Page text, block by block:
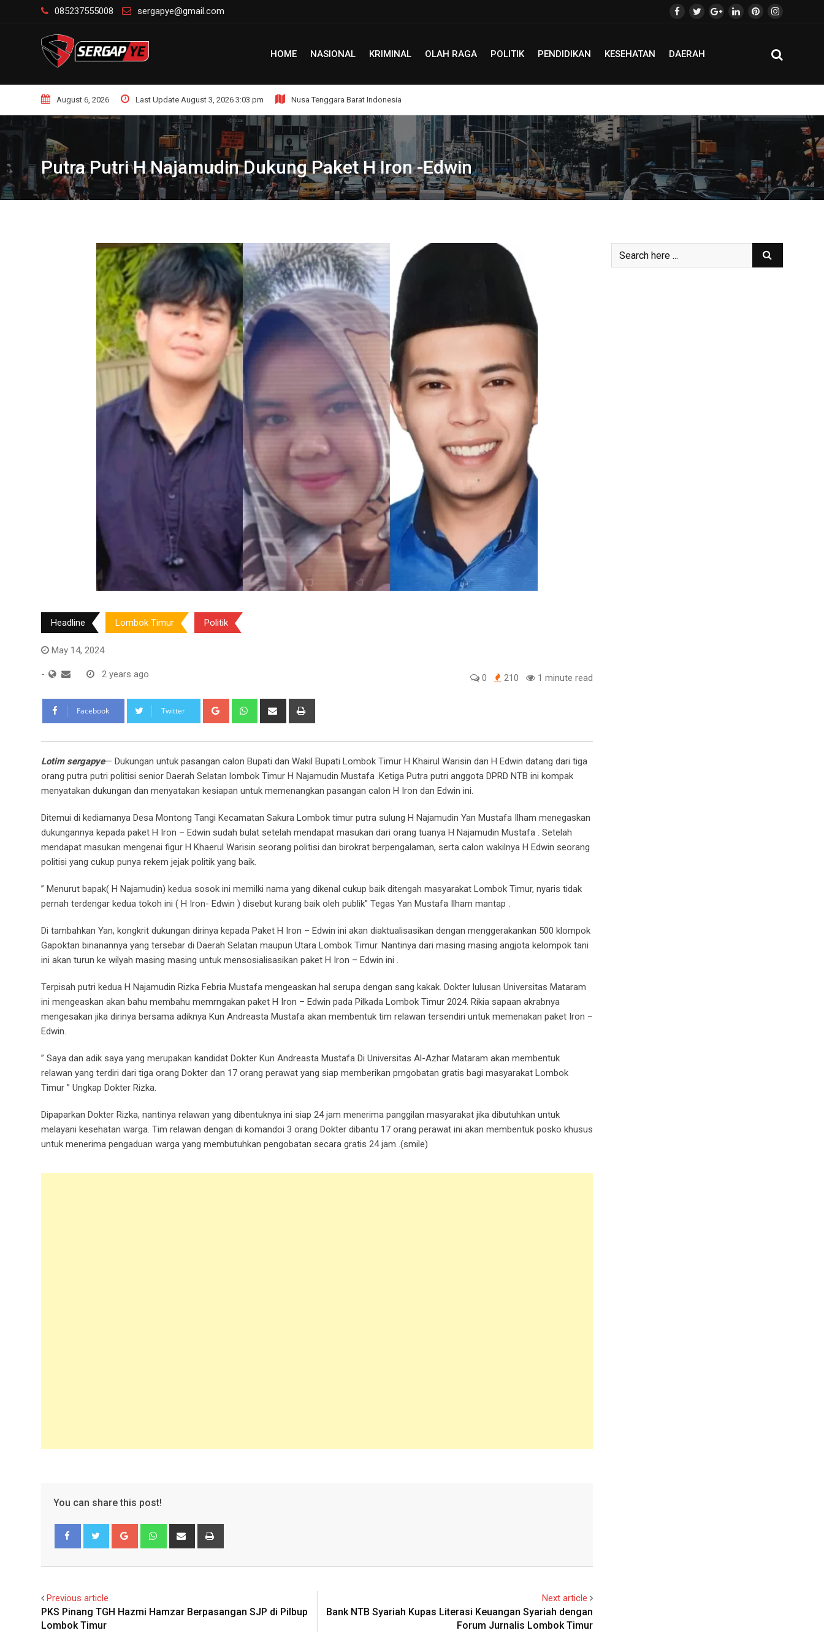
085237555008 sergapye@gmail.com
HOME NASIONAL KRIMINAL OLAH RAGA POLITIK PENDIDIKAN KESEHATAN DAERAH
August 6, 2026 Last Update August 3, 2026 3:03 pm Nusa Tenggara Barat Indonesia
Putra Putri H Najamudin Dukung Paket H Iron -Edwin
Headline Lombok Timur Politik
May 14, 2024
- 2 years ago 0 210 1 minute read
Facebook Twitter Google+ WhatsappShare
Lotim sergapye— Dukungan untuk pasangan calon Bupati dan Wakil Bupati Lombok Timur H Khairul Warisin dan H Edwin datang dari tiga
orang putra putri politisi senior Daerah Selatan lombok Timur H Najamudin Mustafa .Ketiga Putra putri anggota DPRD NTB ini kompak
menyatakan dukungan dan menyatakan kesiapan untuk memenangkan pasangan calon H Iron dan Edwin ini.
Ditemui di kediamanya Desa Montong Tangi Kecamatan Sakura Lombok timur putra sulung H Najamudin Yan Mustafa Ilham menegaskan
dukungannya kepada paket H Iron – Edwin sudah bulat setelah mendapat masukan dari orang tuanya H Najamudin Mustafa . Setelah
mendapat masukan mengenai figur H Khaerul Warisin seorang politisi dan birokrat berpengalaman, serta calon wakilnya H Edwin seorang
politisi yang cukup punya rekem jejak politik yang baik.
” Menurut bapak( H Najamudin) kedua sosok ini memilki nama yang dikenal cukup baik ditengah masyarakat Lombok Timur, nyaris tidak
pernah terdengar kedua tokoh ini ( H Iron- Edwin ) disebut kurang baik oleh publik” Tegas Yan Mustafa Ilham mantap .
Di tambahkan Yan, kongkrit dukungan dirinya kepada Paket H Iron – Edwin ini akan diaktualisasikan dengan menggerakankan 500 klompok
Gapoktan binanannya yang tersebar di Daerah Selatan maupun Utara Lombok Timur. Nantinya dari masing masing angjota kelompok tani
ini akan turun ke wilyah masing masing untuk mensosialisasikan paket H Iron – Edwin ini .
Terpisah putri kedua H Najamudin Rizka Febria Mustafa mengeaskan hal serupa dengan sang kakak. Dokter lulusan Universitas Mataram
ini mengeaskan akan bahu membahu memrngakan paket H Iron – Edwin pada Pilkada Lombok Timur 2024. Rikia sapaan akrabnya
mengesakan jika dirinya bersama adiknya Kun Andreasta Mustafa akan membentuk tim relawan tersendiri untuk memenakan paket Iron –
Edwin.
” Saya dan adik saya yang merupakan kandidat Dokter Kun Andreasta Mustafa Di Universitas Al-Azhar Mataram akan membentuk
relawan yang terdiri dari tiga orang Dokter dan 17 orang perawat yang siap memberikan prngobatan gratis bagi masyarakat Lombok
Timur ” Ungkap Dokter Rizka.
Dipaparkan Dokter Rizka, nantinya relawan yang dibentuknya ini siap 24 jam menerima panggilan masyarakat jika dibutuhkan untuk
melayani kesehatan warga. Tim relawan dengan di komandoi 3 orang Dokter dibantu 17 orang perawat ini akan membentuk posko khusus
untuk menerima pengaduan warga yang membutuhkan pengobatan secara gratis 24 jam .(smile)
You can share this post!
Google+ WhatsappShare
Previous article
PKS Pinang TGH Hazmi Hamzar Berpasangan SJP di Pilbup
Lombok Timur
Next article
Bank NTB Syariah Kupas Literasi Keuangan Syariah dengan
Forum Jurnalis Lombok Timur